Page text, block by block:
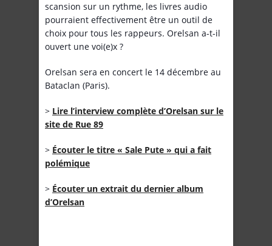
scansion sur un rythme, les livres audio
pourraient effectivement être un outil de
choix pour tous les rappeurs. Orelsan a-t-il
ouvert une voi(e)x ?
Orelsan sera en concert le 14 décembre au
Bataclan (Paris).
> Lire l’interview complète d’Orelsan sur le
site de Rue 89
> Écouter le titre « Sale Pute » qui a fait
polémique
> Écouter un extrait du dernier album
d’Orelsan